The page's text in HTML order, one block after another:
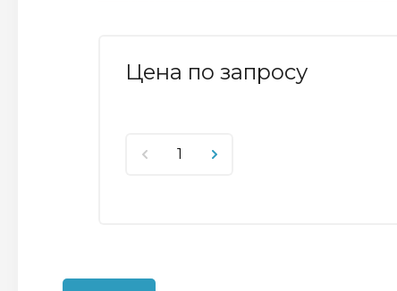
Цена по запросу